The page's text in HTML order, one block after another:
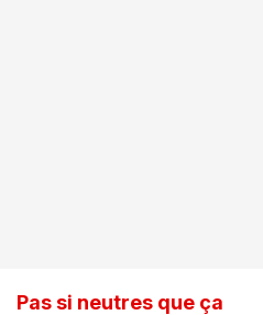
Pas si neutres que ça